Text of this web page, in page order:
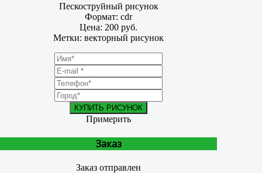
Пескоструйный рисунок
Формат: cdr
Цена: 200 руб.
Метки: векторный рисунок
КУПИТЬ РИСУНОК
Примерить
Заказ
Заказ отправлен